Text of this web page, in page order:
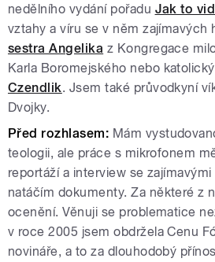
nedělního vydání pořadu Jak to
vztahy a víru se v něm zajímavých
sestra Angelika z Kongregace
Karla Boromejského nebo
Czendlik. Jsem také průvodkyní
Dvojky.
Před rozhlasem: Mám
teologii, ale práce s mikrofonem
reportáží a interview se
natáčím dokumenty. Za některé z
ocenění. Věnuji se problematice
v roce 2005 jsem obdržela Cenu
novináře, a to za dlouhodobý